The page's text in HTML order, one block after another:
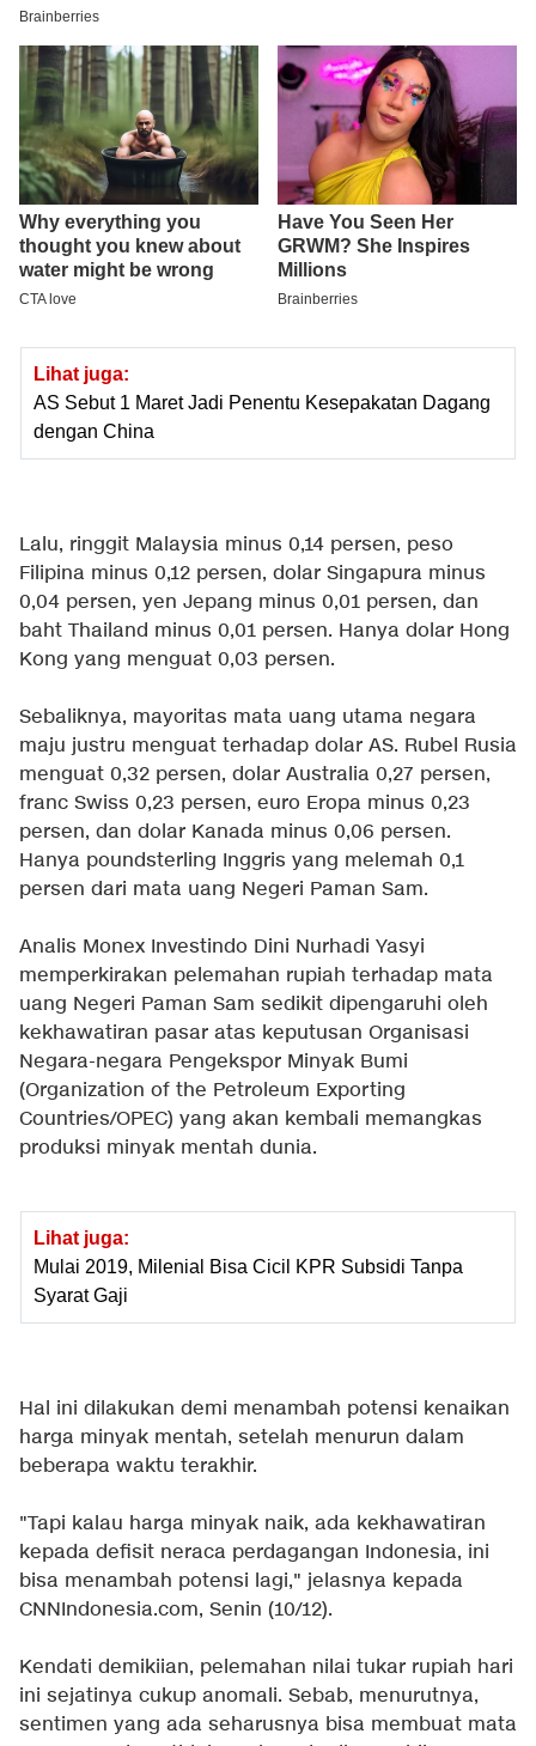
Lihat juga:
AS Sebut 1 Maret Jadi Penentu Kesepakatan Dagang
dengan China
Lalu, ringgit Malaysia minus 0,14 persen, peso
Filipina minus 0,12 persen, dolar Singapura minus
0,04 persen, yen Jepang minus 0,01 persen, dan
baht Thailand minus 0,01 persen. Hanya dolar Hong
Kong yang menguat 0,03 persen.
Sebaliknya, mayoritas mata uang utama negara
maju justru menguat terhadap dolar AS. Rubel Rusia
menguat 0,32 persen, dolar Australia 0,27 persen,
franc Swiss 0,23 persen, euro Eropa minus 0,23
persen, dan dolar Kanada minus 0,06 persen.
Hanya poundsterling Inggris yang melemah 0,1
persen dari mata uang Negeri Paman Sam.
Analis Monex Investindo Dini Nurhadi Yasyi
memperkirakan pelemahan rupiah terhadap mata
uang Negeri Paman Sam sedikit dipengaruhi oleh
kekhawatiran pasar atas keputusan Organisasi
Negara-negara Pengekspor Minyak Bumi
(Organization of the Petroleum Exporting
Countries/OPEC) yang akan kembali memangkas
produksi minyak mentah dunia.
Lihat juga:
Mulai 2019, Milenial Bisa Cicil KPR Subsidi Tanpa
Syarat Gaji
Hal ini dilakukan demi menambah potensi kenaikan
harga minyak mentah, setelah menurun dalam
beberapa waktu terakhir.
"Tapi kalau harga minyak naik, ada kekhawatiran
kepada defisit neraca perdagangan Indonesia, ini
bisa menambah potensi lagi," jelasnya kepada
CNNIndonesia.com, Senin (10/12).
Kendati demikiian, pelemahan nilai tukar rupiah hari
ini sejatinya cukup anomali. Sebab, menurutnya,
sentimen yang ada seharusnya bisa membuat mata